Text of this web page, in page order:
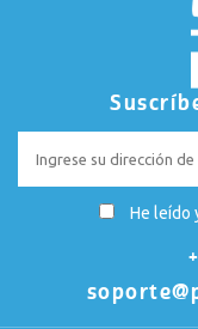
He leído